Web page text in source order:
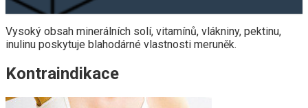
Vysoký obsah minerálních solí, vitamínů, vlákniny, pektinu,
inulinu poskytuje blahodárné vlastnosti meruněk.
Kontraindikace